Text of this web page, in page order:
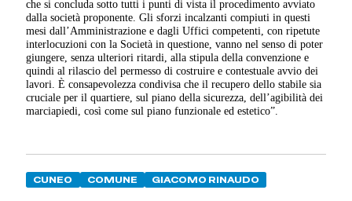
che si concluda sotto tutti i punti di vista il procedimento avviato
dalla società proponente. Gli sforzi incalzanti compiuti in questi
mesi dall’Amministrazione e dagli Uffici competenti, con ripetute
interlocuzioni con la Società in questione, vanno nel senso di poter
giungere, senza ulteriori ritardi, alla stipula della convenzione e
quindi al rilascio del permesso di costruire e contestuale avvio dei
lavori. È consapevolezza condivisa che il recupero dello stabile sia
cruciale per il quartiere, sul piano della sicurezza, dell’agibilità dei
marciapiedi, così come sul piano funzionale ed estetico”.
CUNEO COMUNE GIACOMO RINAUDO